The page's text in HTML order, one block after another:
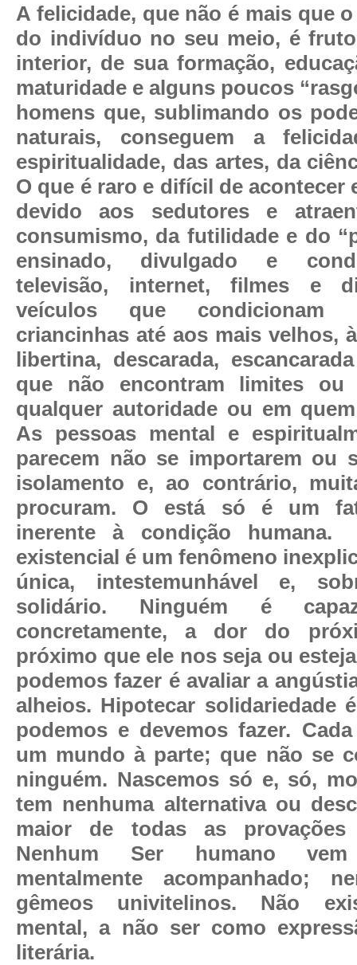
A felicidade, que não é mais que
do indivíduo no seu meio, é
interior, de sua formação,
maturidade e alguns poucos
homens que, sublimando os
naturais, conseguem a
espiritualidade, das artes, da
O que é raro e difícil de acontecer
devido aos sedutores e
consumismo, da futilidade e do
ensinado, divulgado e
televisão, internet, filmes e
veículos que condicionam
criancinhas até aos mais velhos,
libertina, descarada,
que não encontram limites ou
qualquer autoridade ou em
As pessoas mental e
parecem não se importarem ou
isolamento e, ao contrário,
procuram. O está só é um
inerente à condição humana.
existencial é um fenômeno
única, intestemunhável e,
solidário. Ninguém é
concretamente, a dor do
próximo que ele nos seja ou
podemos fazer é avaliar a
alheios. Hipotecar solidariedade
podemos e devemos fazer.
um mundo à parte; que não se
ninguém. Nascemos só e, só,
tem nenhuma alternativa ou
maior de todas as provações
Nenhum Ser humano
mentalmente acompanhado;
gêmeos univitelinos. Não
mental, a não ser como
literária.